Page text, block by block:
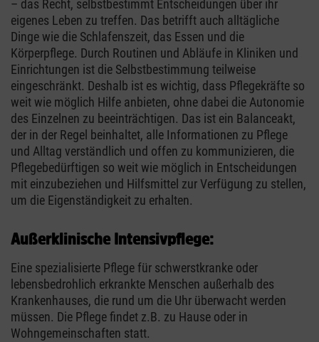
– das Recht, selbstbestimmt Entscheidungen über ihr
eigenes Leben zu treffen. Das betrifft auch alltägliche
Dinge wie die Schlafenszeit, das Essen und die
Körperpflege. Durch Routinen und Abläufe in Kliniken und
Einrichtungen ist die Selbstbestimmung teilweise
eingeschränkt. Deshalb ist es wichtig, dass Pflegekräfte so
weit wie möglich Hilfe anbieten, ohne dabei die Autonomie
des Einzelnen zu beeinträchtigen. Das ist ein Balanceakt,
der in der Regel beinhaltet, alle Informationen zu Pflege
und Alltag verständlich und offen zu kommunizieren, die
Pflegebedürftigen so weit wie möglich in Entscheidungen
mit einzubeziehen und Hilfsmittel zur Verfügung zu stellen,
um die Eigenständigkeit zu erhalten.
Außerklinische Intensivpflege:
Eine spezialisierte Pflege für schwerstkranke oder
lebensbedrohlich erkrankte Menschen außerhalb des
Krankenhauses, die rund um die Uhr überwacht werden
müssen. Die Pflege findet z.B. zu Hause oder in
Wohngemeinschaften statt.